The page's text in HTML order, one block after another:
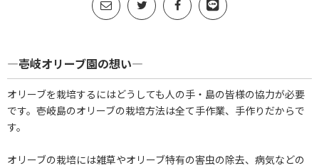
―壱岐オリーブ園の想い―
オリーブを栽培するにはどうしても人の手・島の皆様の協力が必要
です。壱岐島のオリーブの栽培方法は全て手作業、手作りだからで
す。
オリーブの栽培には雑草やオリーブ特有の害虫の除去、病気などの